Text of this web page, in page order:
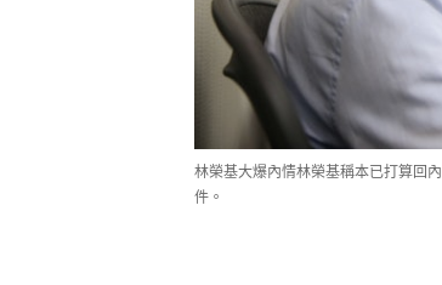
林榮基大爆內情林榮基稱本已打算回
件。